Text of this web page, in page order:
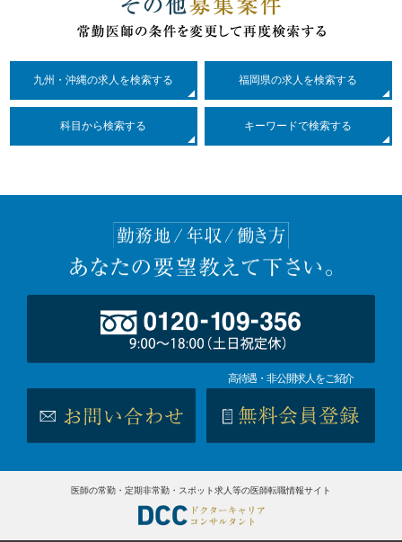
九州・沖縄の求人を検索する 福岡県の求人を検索する
科目 から検索する キーワードで検索する
高待遇・非公開求人をご紹介
医師の常勤・定期非常勤・スポット求人等の医師転職情報サイト